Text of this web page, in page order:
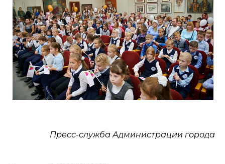
Пресс-служба Администрации города